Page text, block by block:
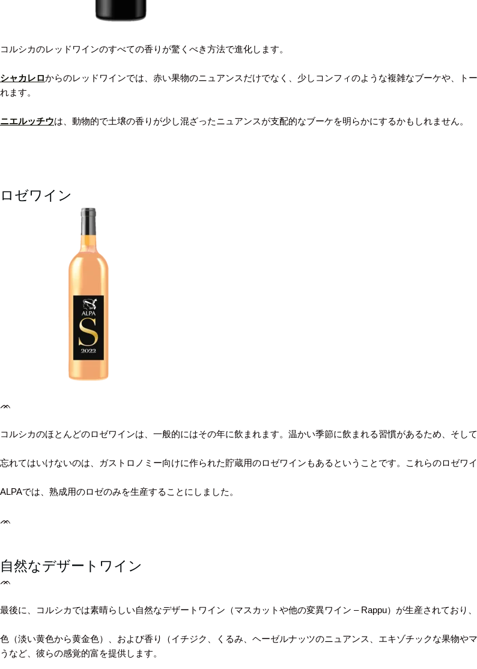
コルシカのレッドワインのすべての香りが驚くべき方法で進化します。
シャカレロからのレッドワインでは、赤い果物のニュアンスだけでなく、少しコンフィのような複雑なブーケや、
れます。
ニエルッチウは、動物的で土壌の香りが少し混ざったニュアンスが支配的なブーケを明らかにするかもしれません。
ロゼワイン
ᨏ
コルシカのほとんどのロゼワインは、一般的にはその年に飲まれます。温かい季節に飲まれる習慣があるため、そし
忘れてはいけないのは、ガストロノミー向けに作られた貯蔵用のロゼワインもあるということです。これらのロゼワ
ALPAでは、熟成用のロゼのみを生産することにしました。
ᨏ
自然なデザートワイン
ᨏ
最後に、コルシカでは素晴らしい自然なデザートワイン（マスカットや他の変異ワイン – Rappu）が生産されており
色（淡い黄色から黄金色）、および香り（イチジク、くるみ、ヘーゼルナッツのニュアンス、エキゾチックな果物
うなど、彼らの感覚的富を提供します。